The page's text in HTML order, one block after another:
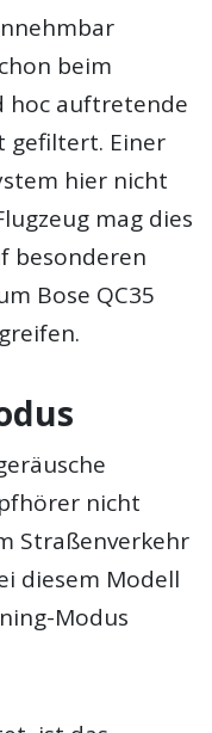
beim
hoc auftretende
gefiltert. Einer
hier nicht
mag dies
besonderen
Bose QC35
nicht
Straßenverkehr
diesem Modell
Modus